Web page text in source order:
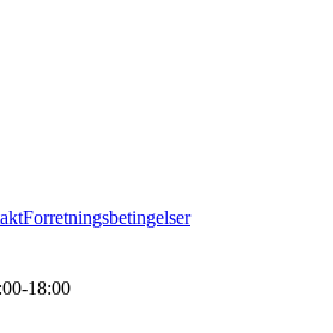
Forretningsbetingelser
:00-18:00